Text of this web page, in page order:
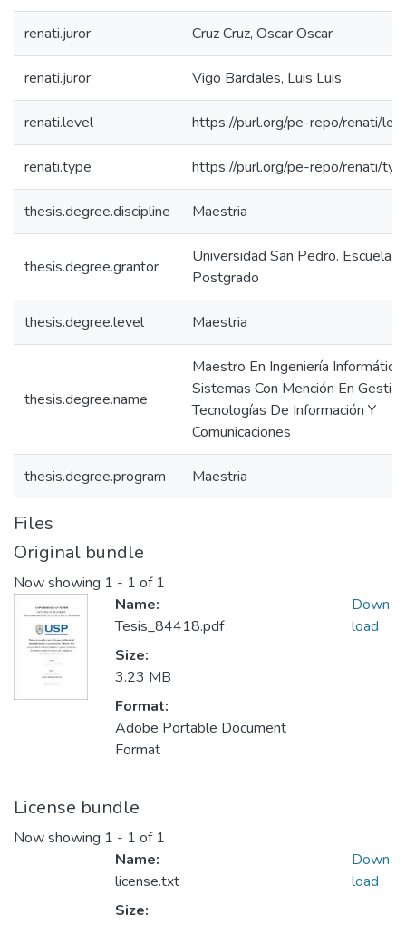
renati.juror Cruz Cruz, Oscar Oscar
renati.juror Vigo Bardales, Luis Luis
renati.level https://purl.org/pe-repo/renati/
renati.type https://purl.org/pe-repo/renati/
thesis.degree.discipline Maestria
thesis.degree.grantor
Universidad San Pedro. Escuela
Postgrado
thesis.degree.level Maestria
thesis.degree.name
Maestro En Ingeniería Informática
Sistemas Con Mención En
Tecnologías De Información Y
Comunicaciones
thesis.degree.program Maestria
Files
Original bundle
Now showing 1 - 1 of 1
Name:
Tesis_84418.pdf
Size:
3.23 MB
Format:
Adobe Portable Document
Format
Down
load
License bundle
Now showing 1 - 1 of 1
Name:
license.txt
Size:
Down
load